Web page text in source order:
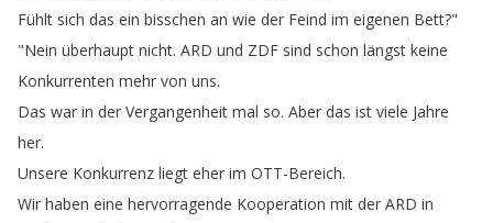
Fühlt sich das ein bisschen an wie der Feind im eigenen Bett?"
"Nein überhaupt nicht. ARD und ZDF sind schon längst keine
Konkurrenten mehr von uns.
Das war in der Vergangenheit mal so. Aber das ist viele Jahre
her.
Unsere Konkurrenz liegt eher im OTT-Bereich.
Wir haben eine hervorragende Kooperation mit der ARD in